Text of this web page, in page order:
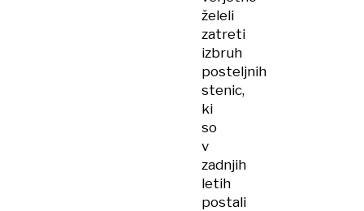
želeli
zatreti
izbruh
posteljnih
stenic,
ki
so
v
zadnjih
letih
postali